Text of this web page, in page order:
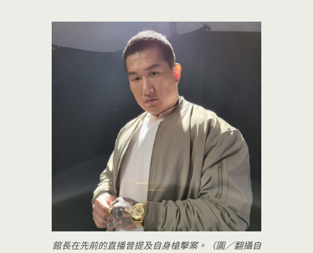
館長在先前的直播曾提及自身槍擊案。（圖／翻攝自